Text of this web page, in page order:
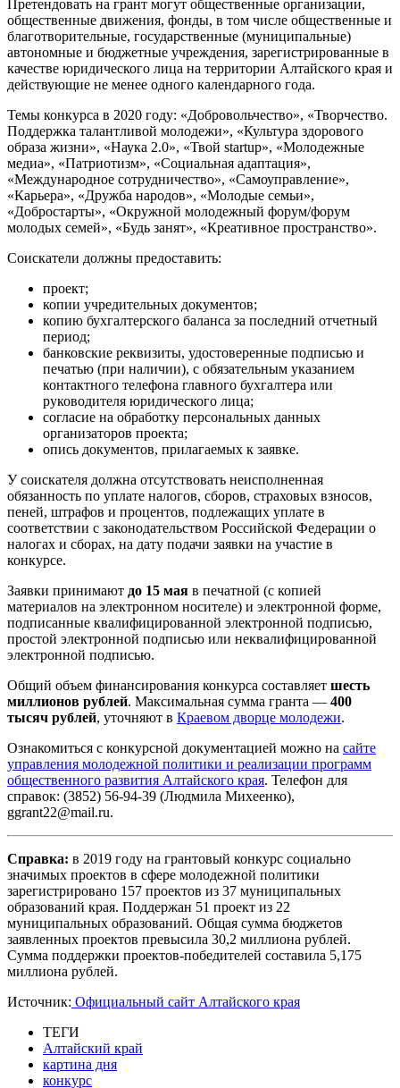
Претендовать на грант могут общественные организации,
общественные движения, фонды, в том числе общественные и
благотворительные, государственные (муниципальные)
автономные и бюджетные учреждения, зарегистрированные в
качестве юридического лица на территории Алтайского края и
действующие не менее одного календарного года.
Темы конкурса в 2020 году: «Добровольчество», «Творчество.
Поддержка талантливой молодежи», «Культура здорового
образа жизни», «Наука 2.0», «Твой startup», «Молодежные
медиа», «Патриотизм», «Социальная адаптация»,
«Международное сотрудничество», «Самоуправление»,
«Карьера», «Дружба народов», «Молодые семьи»,
«Добростарты», «Окружной молодежный форум/форум
молодых семей», «Будь занят», «Креативное пространство».
Соискатели должны предоставить:
проект;
копии учредительных документов;
копию бухгалтерского баланса за последний отчетный
период;
банковские реквизиты, удостоверенные подписью и
печатью (при наличии), с обязательным указанием
контактного телефона главного бухгалтера или
руководителя юридического лица;
согласие на обработку персональных данных
организаторов проекта;
опись документов, прилагаемых к заявке.
У соискателя должна отсутствовать неисполненная
обязанность по уплате налогов, сборов, страховых взносов,
пеней, штрафов и процентов, подлежащих уплате в
соответствии с законодательством Российской Федерации о
налогах и сборах, на дату подачи заявки на участие в
конкурсе.
Заявки принимают до 15 мая в печатной (с копией
материалов на электронном носителе) и электронной форме,
подписанные квалифицированной электронной подписью,
простой электронной подписью или неквалифицированной
электронной подписью.
Общий объем финансирования конкурса составляет шесть
миллионов рублей. Максимальная сумма гранта — 400
тысяч рублей, уточняют в Краевом дворце молодежи.
Ознакомиться с конкурсной документацией можно на сайте
управления молодежной политики и реализации программ
общественного развития Алтайского края. Телефон для
справок: (3852) 56-94-39 (Людмила Михеенко),
ggrant22@mail.ru.
Справка: в 2019 году на грантовый конкурс социально
значимых проектов в сфере молодежной политики
зарегистрировано 157 проектов из 37 муниципальных
образований края. Поддержан 51 проект из 22
муниципальных образований. Общая сумма бюджетов
заявленных проектов превысила 30,2 миллиона рублей.
Сумма поддержки проектов-победителей составила 5,175
миллиона рублей.
Источник: Официальный сайт Алтайского края
ТЕГИ
Алтайский край
картина дня
конкурс